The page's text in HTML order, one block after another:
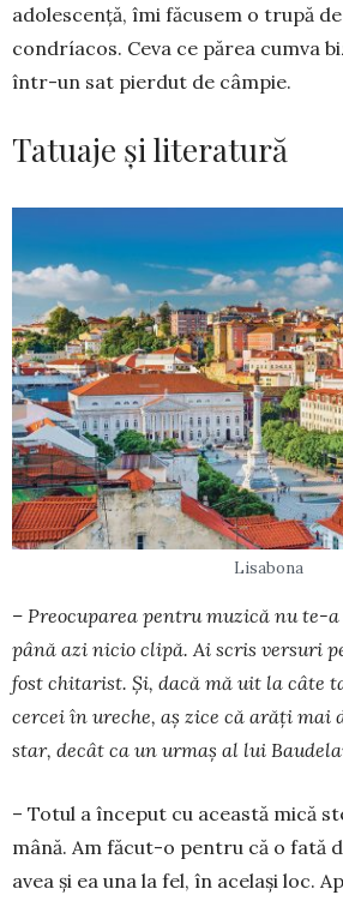
adolescență, îmi făcusem o trupă
condríacos. Ceva ce părea cumva
într-un sat pierdut de câm­pie.
Tatuaje și literatură
Lisabona
– Preocuparea pen­tru muzică nu te-
până azi nicio clipă. Ai scris versuri
fost chitarist. Și, dacă mă uit la câte
cercei în ureche, aș zice că arăți mai
star, decât ca un urmaș al lui
– Totul a început cu această mică
mână. Am fă­cut-o pentru că o fată
avea și ea una la fel, în același loc.